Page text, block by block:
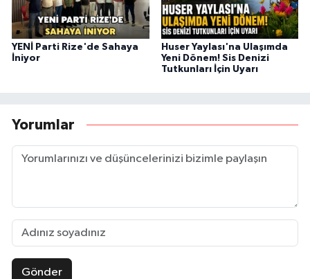
YENİ Parti Rize'de Sahaya
İniyor
Huser Yaylası'na Ulaşımda
Yeni Dönem! Sis Denizi
Tutkunları İçin Uyarı
Yorumlar
Gönder